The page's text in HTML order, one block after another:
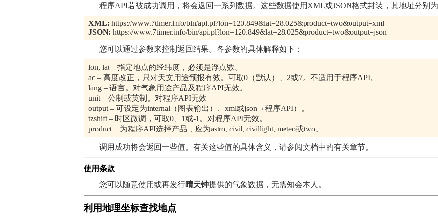
程序API若被成功调用，将会返回一系列数据。这些数据使用XML或JSON格式封装，其地址分别
XML: https://www.7timer.info/bin/api.pl?lon=120.849&lat=28.025&product=two&output=xml
JSON: https://www.7timer.info/bin/api.pl?lon=120.849&lat=28.025&product=two&output=json
您可以通过参数来控制返回结果。各参数的具体解释如下：
lon, lat – 指定地点的经纬度，必须是浮点数。
ac – 高度改正，只对天文用途预报有效。可取0（默认）、2或7。不适用于程序API。
lang – 语言。对气象用途产品及程序API无效。
unit – 公制或英制。对程序API无效
output – 可设定为internal（图表输出）、xml或json（程序API）。
tzshift – 时区微调，可取0、1或-1。对程序API无效。
product – 为程序API选择产品，应为astro, civil, civillight, meteo或two。
调用成功将会返回一些值。有关这些值的具体含义，请参阅文档中的有关章节。
使用条款
您可以随意使用或再发行晴天钟提供的气象数据，无需知会本人。
利用地理坐标查找地点